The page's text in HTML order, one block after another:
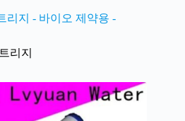
리지 - 바이오 제약용 -
리지